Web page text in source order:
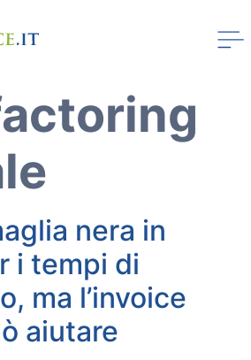
nera in
i tempi di
ma l’invoice
aiutare